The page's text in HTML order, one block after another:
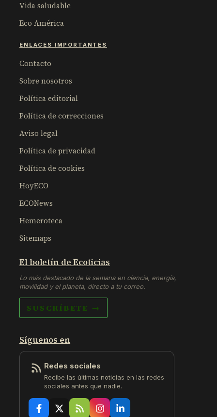
Vida saludable
Eco América
ENLACES IMPORTANTES
Contacto
Sobre nosotros
Política editorial
Política de correcciones
Aviso legal
Política de privacidad
Política de cookies
HoyECO
ECONews
Hemeroteca
Sitemaps
El boletín de Ecoticias
Lo más destacado de la semana en ciencia, energía,
movilidad y el planeta, directo a tu correo.
SUSCRÍBETE →
Síguenos en
Redes sociales
Recibe las últimas noticias en las redes
sociales antes que nadie.